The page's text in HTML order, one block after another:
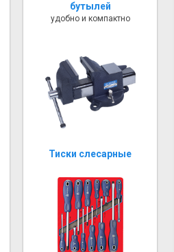
бутылей
удобно и компактно
Тиски слесарные